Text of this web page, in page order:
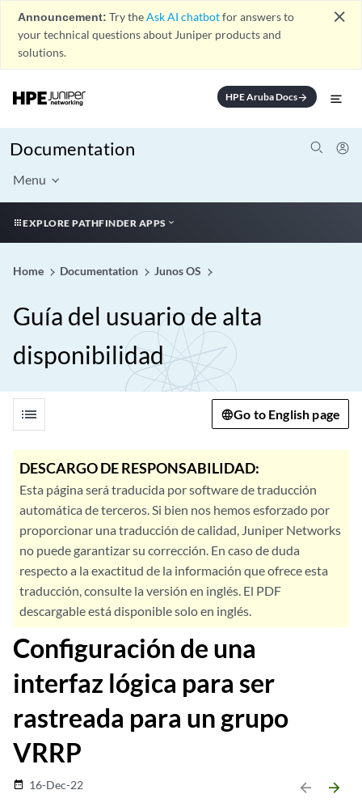
Announcement: Try theAsk AI chatbotfor answers to
your technical questions about Juniper products and
solutions.
close
HPE Aruba Docsarrow_forward
Documentation
Menu
EXPLORE PATHFINDER APPS
Home Documentation Junos OS
Guía del usuario de alta
disponibilidad
list Go to English page
DESCARGO DE RESPONSABILIDAD:
Esta página será traducida por software de traducción
automática de terceros. Si bien nos hemos esforzado por
proporcionar una traducción de calidad, Juniper Networks
no puede garantizar su corrección. En caso de duda
respecto a la exactitud de la información que ofrece esta
traducción, consulte la versión en inglés. El PDF
descargable está disponible solo en inglés.
Configuración de una
interfaz lógica para ser
rastreada para un grupo
VRRP
date_range 16-Dec-22 arrow_backward arrow_forward